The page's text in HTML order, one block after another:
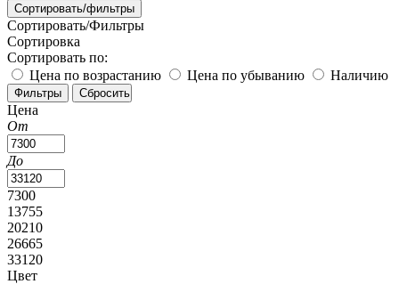
Сортировать/фильтры
Сортировать/Фильтры
Сортировка
Сортировать по:
Цена по возрастанию
Цена по убыванию Наличию
Цена
От
До
7300
13755
20210
26665
33120
Цвет